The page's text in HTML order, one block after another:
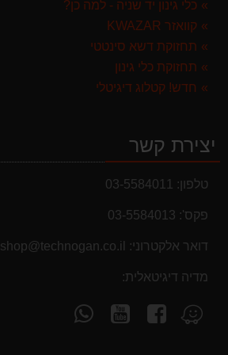
כלי גינון יד שניה - למה כן?
קוואזר KWAZAR
תחזוקת דשא סינטטי
תחזוקת כלי גינון
חדש! קטלוג דיגיטלי
יצירת קשר
טלפון: 03-5584011
פקס': 03-5584013
דואר אלקטרוני: shop@technogan.co.il
מדיה דיגיטאלית:
מצא
אותנו
עקוב
אחרינו
עקוב
אחרינו
המבצעים באופן יומי